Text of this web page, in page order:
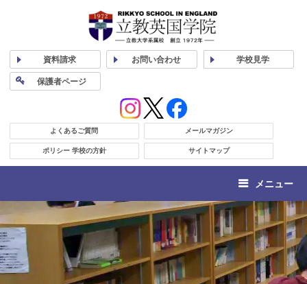
資料請求 お問い合わせ 学校見学
保護者ページ
よくあるご質問 メールマガジン
ポリシー 学校の方針 サイトマップ
メニュー